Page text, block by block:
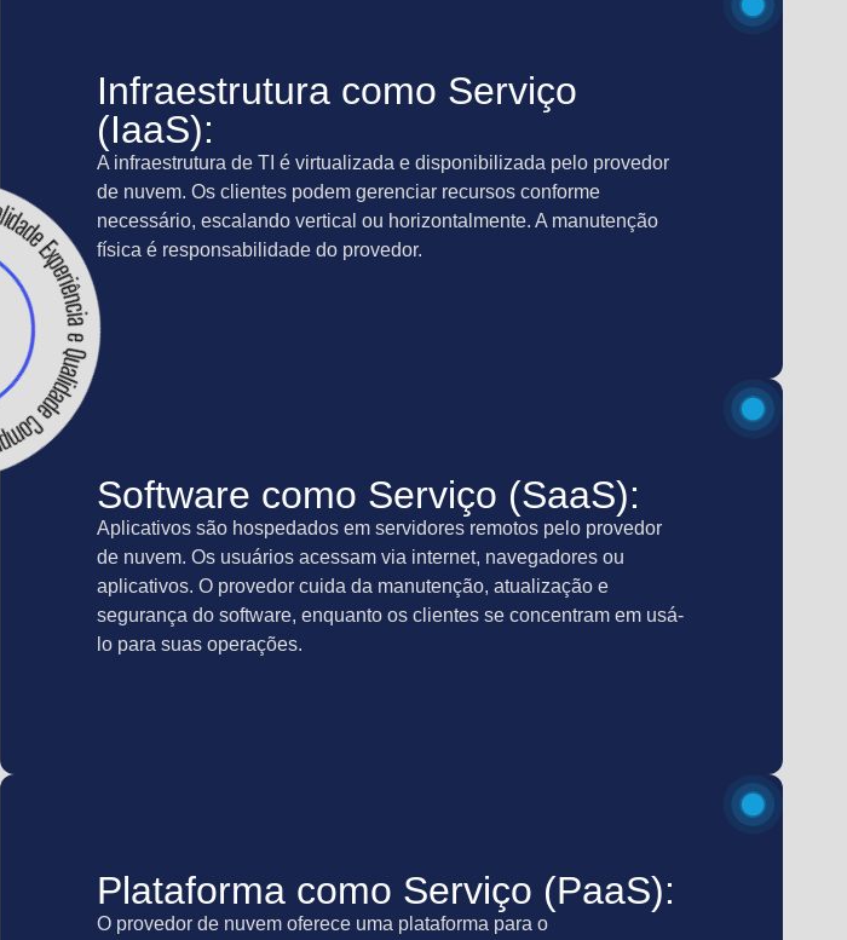
Infraestrutura como Serviço
(IaaS):
A infraestrutura de TI é virtualizada e disponibilizada pelo provedor
de nuvem. Os clientes podem gerenciar recursos conforme
necessário, escalando vertical ou horizontalmente. A manutenção
física é responsabilidade do provedor.
Software como Serviço (SaaS):
Aplicativos são hospedados em servidores remotos pelo provedor
de nuvem. Os usuários acessam via internet, navegadores ou
aplicativos. O provedor cuida da manutenção, atualização e
segurança do software, enquanto os clientes se concentram em usá-
lo para suas operações.
Plataforma como Serviço (PaaS):
O provedor de nuvem oferece uma plataforma para o